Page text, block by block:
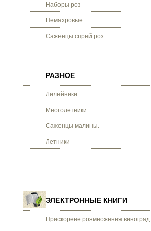
Наборы роз
Немахровые
Саженцы спрей роз.
РАЗНОЕ
Лилейники.
Многолетники
Саженцы малины.
Летники
ЭЛЕКТРОННЫЕ КНИГИ
Прискорене розмноження винограду.